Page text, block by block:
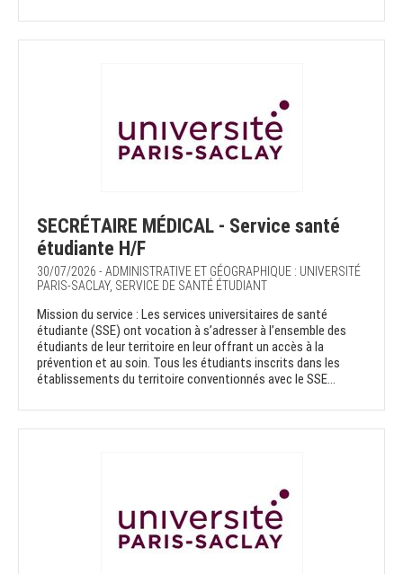
SECRÉTAIRE MÉDICAL - Service santé
étudiante H/F
30/07/2026 - ADMINISTRATIVE ET GÉOGRAPHIQUE : UNIVERSITÉ
PARIS-SACLAY, SERVICE DE SANTÉ ÉTUDIANT
Mission du service : Les services universitaires de santé
étudiante (SSE) ont vocation à s’adresser à l’ensemble des
étudiants de leur territoire en leur offrant un accès à la
prévention et au soin. Tous les étudiants inscrits dans les
établissements du territoire conventionnés avec le SSE...